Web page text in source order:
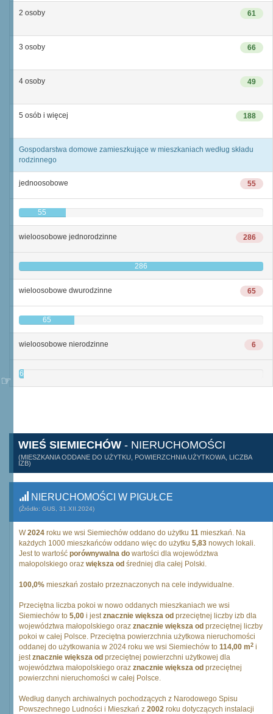
61
2 osoby
66
3 osoby
49
4 osoby
188
5 osób i więcej
Gospodarstwa domowe zamieszkujące w mieszkaniach według składu
rodzinnego
55
jednoosobowe
55
286
wieloosobowe jednorodzinne
286
65
wieloosobowe dwurodzinne
65
6
wieloosobowe nierodzinne
6
WIEŚ SIEMIECHÓW - NIERUCHOMOŚCI
(MIESZKANIA ODDANE DO UŻYTKU, POWIERZCHNIA UŻYTKOWA, LICZBA
IZB)
NIERUCHOMOŚCI W PIGUŁCE
(Źródło: GUS, 31.XII.2024)
W2024 roku we wsi Siemiechów oddano do użytku 11 mieszkań. Na
każdych 1000 mieszkańców oddano więc do użytku 5,83 nowych lokali.
Jest to wartość porównywalna do wartości dla województwa
małopolskiego oraz większa od średniej dla całej Polski.
100,0% mieszkań zostało przeznaczonych na cele indywidualne.
Przeciętna liczba pokoi w nowo oddanych mieszkaniach we wsi
Siemiechów to 5,00 i jestznacznie większa od przeciętnej liczby izb dla
województwa małopolskiego oraz znacznie większa od przeciętnej liczby
pokoi w całej Polsce. Przeciętna powierzchnia użytkowa nieruchomości
oddanej do użytkowania w 2024 roku we wsi Siemiechów to 114,00 m2 i
jestznacznie większa od przeciętnej powierzchni użytkowej dla
województwa małopolskiego oraz znacznie większa od przeciętnej
powierzchni nieruchomości w całej Polsce.
Według danych archiwalnych pochodzących z Narodowego Spisu
Powszechnego Ludności i Mieszkań z 2002 roku dotyczących instalacji